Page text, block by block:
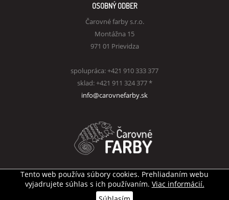
Tento web používa súbory cookies. Prehliadaním webu
vyjadrujete súhlas s ich používaním. Viac informácií.
OSOBNÝ ODBER
Čarovné farby s.r.o.
Montážna 15
971 01 Prievidza
spolupráca: +421 910 333 377
sklad: +421 911 324 377 *
info@carovnefarby.sk
Všetky práva vyhradené© Čarovné farby s.r.o.
Tvorba internetového obchoduAZn webdesign